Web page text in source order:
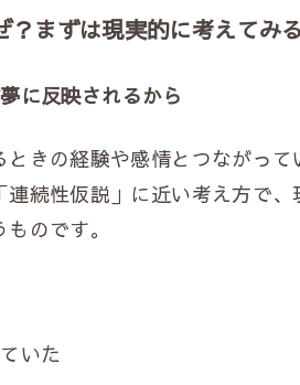
まずは現実的に考えてみる
に反映されるから
きの経験や感情とつながっ
続性仮説」に近い考え方で
のです。
いた